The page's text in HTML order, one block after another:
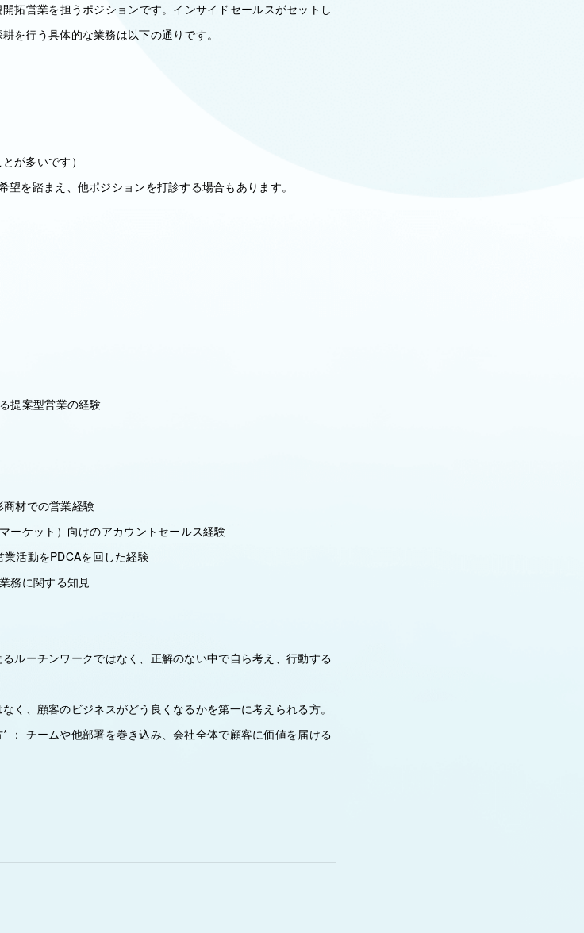
拓営業を担うポジションです。インサイドセールスがセットし
を行う具体的な業務は以下の通りです。
が多いです）
を踏まえ、他ポジションを打診する場合もあります。
提案型営業の経験
材での営業経験
ーケット）向けのアカウントセールス経験
活動をPDCAを回した経験
務に関する知見
ルーチンワークではなく、正解のない中で自ら考え、行動する
く、顧客のビジネスがどう良くなるかを第一に考えられる方。
： チームや他部署を巻き込み、会社全体で顧客に価値を届ける